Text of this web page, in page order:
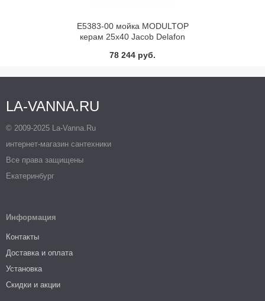
E5383-00 мойка MODULTOP
керам 25х40 Jacob Delafon
78 244 руб.
LA-VANNA.RU
© 2009-2025 La-Vanna.Ru
интернет-магазин сантехники
Все права защищены
Екатеринбург
Информация
Контакты
Доставка и оплата
Установка
Скидки и акции